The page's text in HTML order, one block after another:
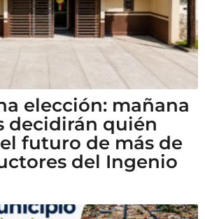
elección: mañana
decidirán quién
futuro de más de
del Ingenio